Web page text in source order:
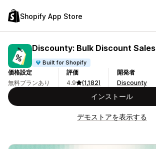
Shopify App Store
Discounty: Bulk Discount Sales
Built for Shopify
価格設定
無料プランあり
評価
4.9
(1,182)
開発者
Discounty
インストール
デモストアを表示する